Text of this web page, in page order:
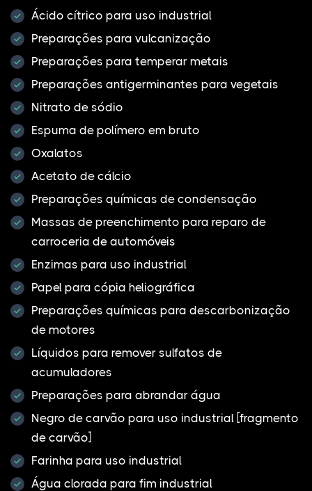
Ácido cítrico para uso industrial
Preparações para vulcanização
Preparações para temperar metais
Preparações antigerminantes para vegetais
Nitrato de sódio
Espuma de polímero em bruto
Oxalatos
Acetato de cálcio
Preparações químicas de condensação
Massas de preenchimento para reparo de
carroceria de automóveis
Enzimas para uso industrial
Papel para cópia heliográfica
Preparações químicas para descarbonização
de motores
Líquidos para remover sulfatos de
acumuladores
Preparações para abrandar água
Negro de carvão para uso industrial [fragmento
de carvão]
Farinha para uso industrial
Água clorada para fim industrial